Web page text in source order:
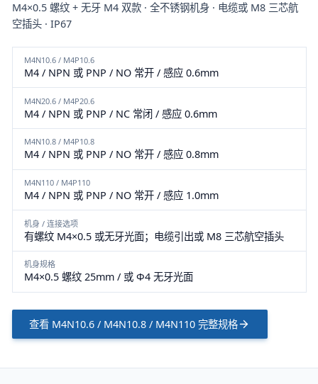
M4×0.5 螺纹 + 无牙 M4 双款 · 全不锈钢机身 · 电缆或 M8 三芯航
空插头 · IP67
M4N10.6 / M4P10.6
M4 / NPN 或 PNP / NO 常开 / 感应 0.6mm
M4N20.6 / M4P20.6
M4 / NPN 或 PNP / NC 常闭 / 感应 0.6mm
M4N10.8 / M4P10.8
M4 / NPN 或 PNP / NO 常开 / 感应 0.8mm
M4N110 / M4P110
M4 / NPN 或 PNP / NO 常开 / 感应 1.0mm
机身 / 连接选项
有螺纹 M4×0.5 或无牙光面；电缆引出或 M8 三芯航空插头
机身规格
M4×0.5 螺纹 25mm / 或 Φ4 无牙光面
查看 M4N10.6 / M4N10.8 / M4N110 完整规格